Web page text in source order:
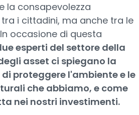
la consapevolezza
i cittadini, ma anche tra le
occasione di questa
esperti del settore della
asset ci spiegano la
proteggere l'ambiente e le
che abbiamo, e come
nei nostri investimenti.